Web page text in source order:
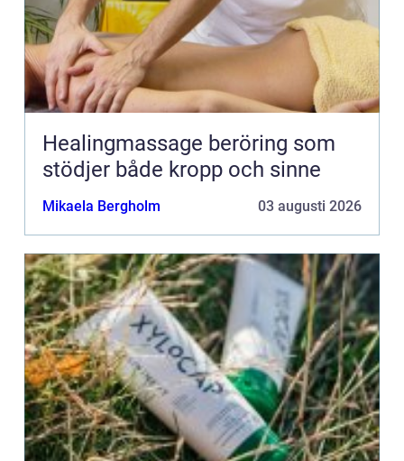
Healingmassage beröring som
stödjer både kropp och sinne
Mikaela Bergholm 03 augusti 2026